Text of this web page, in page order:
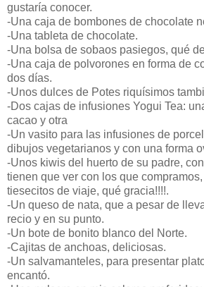
gustaría conocer.
-Una caja de bombones de chocolate
-Una tableta de chocolate.
-Una bolsa de sobaos pasiegos, qué
-Una caja de polvorones en forma de
dos días.
-Unos dulces de Potes riquísimos
-Dos cajas de infusiones Yogui Tea:
cacao y otra
-Un vasito para las infusiones de
dibujos vegetarianos y con una forma
-Unos kiwis del huerto de su padre,
tienen que ver con los que
tiesecitos de viaje, qué gracia!!!!.
-Un queso de nata, que a pesar de
recio y en su punto.
-Un bote de bonito blanco del Norte.
-Cajitas de anchoas, deliciosas.
-Un salvamanteles, para presentar
encantó.